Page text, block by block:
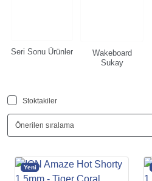
Seri Sonu Ürünler
Wakeboard
Sukay
Stoktakiler
Yeni